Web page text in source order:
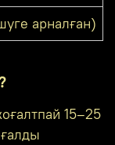
арналған)
15–25